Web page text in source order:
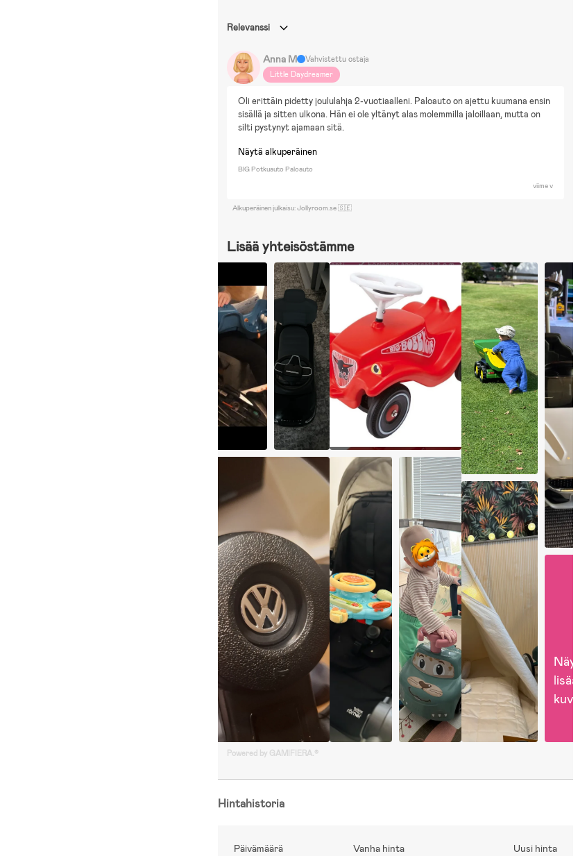
Relevanssi
Anna M
Vahvistettu ostaja
Little Daydreamer
Oli erittäin pidetty joululahja 2-vuotiaalleni. Paloauto on ajettu kuumana ensin
sisällä ja sitten ulkona. Hän ei ole yltänyt alas molemmilla jaloillaan, mutta on
silti pystynyt ajamaan sitä.
Näytä alkuperäinen
BIG Potkuauto Paloauto
viime v
Alkuperäinen julkaisu: Jollyroom.se 🇸🇪
Lisää yhteisöstämme
lisää
kuvia
Powered by GAMIFIERA.®
Hintahistoria
Päivämäärä Vanha hinta Uusi hinta